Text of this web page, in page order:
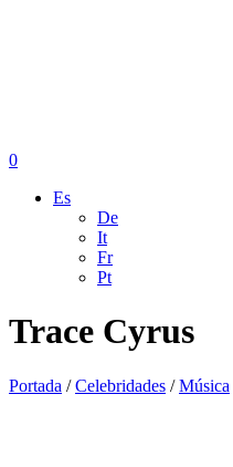
0
Es
De
It
Fr
Pt
Trace Cyrus
Portada /Celebridades /Música